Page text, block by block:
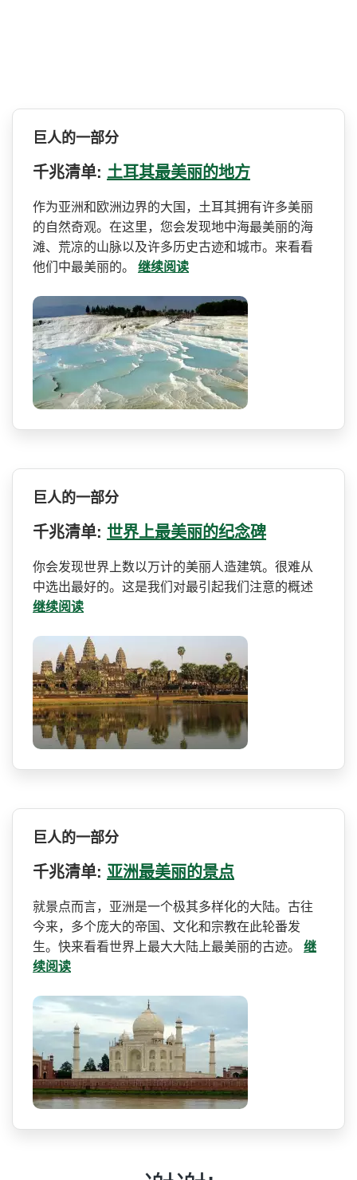
巨人的一部分
千兆清单: 土耳其最美丽的地方
作为亚洲和欧洲边界的大国，­土耳其拥有许多美丽
的自然奇观。在这里，您会发现地­中海最美丽的海
滩、荒凉的山脉以及许多历史古迹和城­市。来看看
他们中最美丽的。 继续阅读
巨人的一部分
千兆清单: 世界上最美丽的纪念碑
你会发现世界上数以万计的美­丽人造建筑。很难从
中选出最好的。这是我们对最引起­我们注意的概述
继续阅读
巨人的一部分
千兆清单: 亚洲最美丽的景点
就景点而言，亚洲是一个极其­多样化的大陆。古往
今来，多个庞大的帝国、文化和宗­教在此轮番发
生。快来看看世界上最大大陆上最美丽的­古迹。 继
续阅读